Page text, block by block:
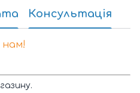
Консультація